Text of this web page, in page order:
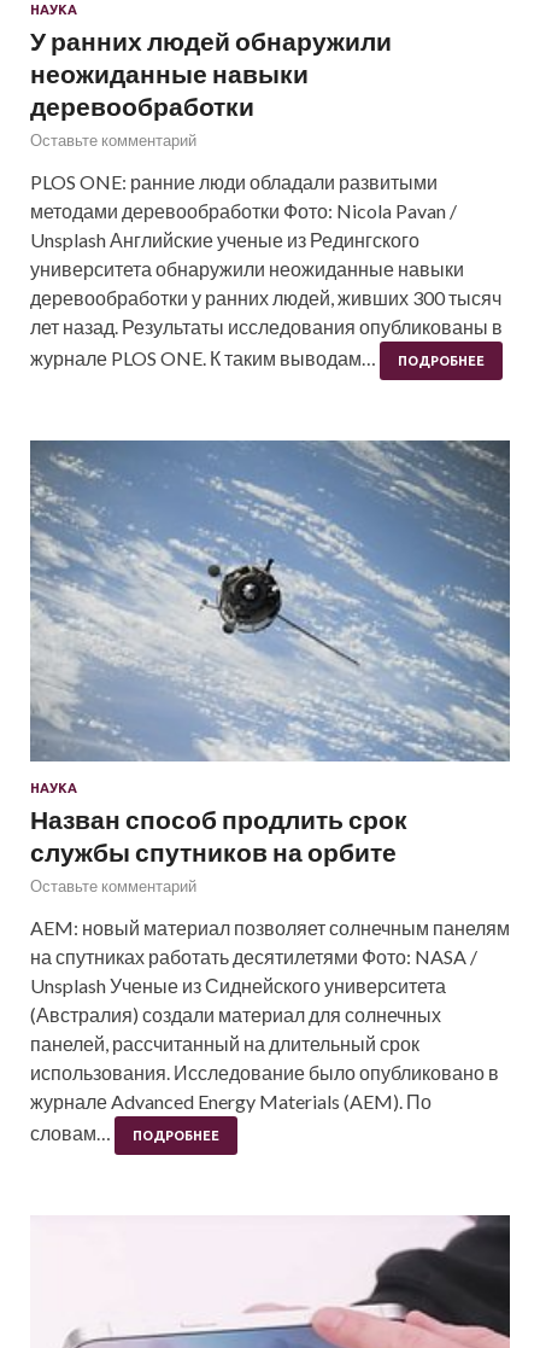
НАУКА
У ранних людей обнаружили
неожиданные навыки
деревообработки
Оставьте комментарий
PLOS ONE: ранние люди обладали развитыми
методами деревообработки Фото: Nicola Pavan /
Unsplash Английские ученые из Редингского
университета обнаружили неожиданные навыки
деревообработки у ранних людей, живших 300 тысяч
лет назад. Результаты исследования опубликованы в
журнале PLOS ONE. К таким выводам…
ПОДРОБНЕЕ
НАУКА
Назван способ продлить срок
службы спутников на орбите
Оставьте комментарий
AEM: новый материал позволяет солнечным панелям
на спутниках работать десятилетями Фото: NASA /
Unsplash Ученые из Сиднейского университета
(Австралия) создали материал для солнечных
панелей, рассчитанный на длительный срок
использования. Исследование было опубликовано в
журнале Advanced Energy Materials (AEM). По
словам…
ПОДРОБНЕЕ